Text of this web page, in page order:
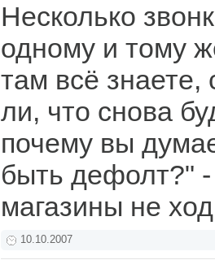
Несколько
одному и тому
там всё знаете,
ли, что снова
почему вы
быть дефолт?"
магазины не
10.10.2007